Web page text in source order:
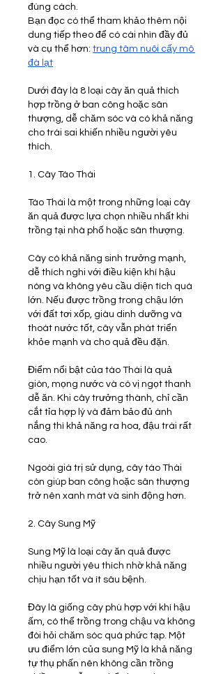
đúng cách.
Bạn đọc có thể tham khảo thêm nội
dung tiếp theo để có cái nhìn đầy đủ
và cụ thể hơn: trung tâm nuôi cấy mô
đà lạt
Dưới đây là 8 loại cây ăn quả thích
hợp trồng ở ban công hoặc sân
thượng, dễ chăm sóc và có khả năng
cho trái sai khiến nhiều người yêu
thích.
1. Cây Táo Thái
Táo Thái là một trong những loại cây
ăn quả được lựa chọn nhiều nhất khi
trồng tại nhà phố hoặc sân thượng.
Cây có khả năng sinh trưởng mạnh,
dễ thích nghi với điều kiện khí hậu
nóng và không yêu cầu diện tích quá
lớn. Nếu được trồng trong chậu lớn
với đất tơi xốp, giàu dinh dưỡng và
thoát nước tốt, cây vẫn phát triển
khỏe mạnh và cho quả đều đặn.
Điểm nổi bật của táo Thái là quả
giòn, mọng nước và có vị ngọt thanh
dễ ăn. Khi cây trưởng thành, chỉ cần
cắt tỉa hợp lý và đảm bảo đủ ánh
nắng thì khả năng ra hoa, đậu trái rất
cao.
Ngoài giá trị sử dụng, cây táo Thái
còn giúp ban công hoặc sân thượng
trở nên xanh mát và sinh động hơn.
2. Cây Sung Mỹ
Sung Mỹ là loại cây ăn quả được
nhiều người yêu thích nhờ khả năng
chịu hạn tốt và ít sâu bệnh.
Đây là giống cây phù hợp với khí hậu
ấm, có thể trồng trong chậu và không
đòi hỏi chăm sóc quá phức tạp. Một
ưu điểm lớn của sung Mỹ là khả năng
tự thụ phấn nên không cần trồng